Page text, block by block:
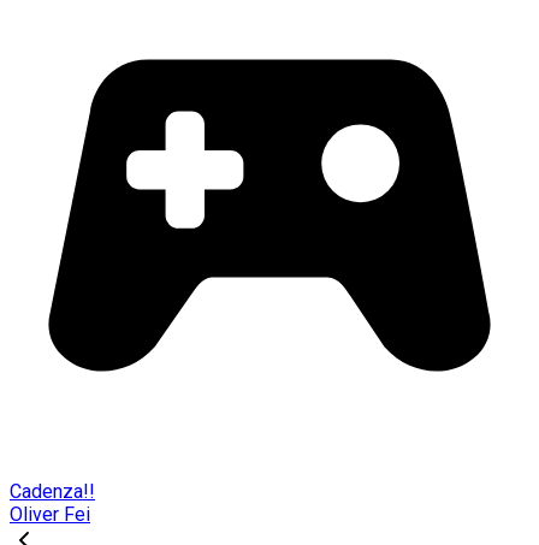
Cadenza!!
Oliver Fei